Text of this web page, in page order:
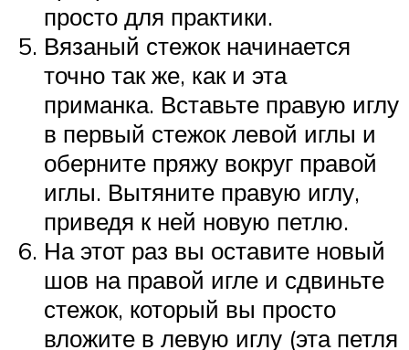
просто для практики.
Вязаный стежок начинается
точно так же, как и эта
приманка. Вставьте правую иглу
в первый стежок левой иглы и
оберните пряжу вокруг правой
иглы. Вытяните правую иглу,
приведя к ней новую петлю.
На этот раз вы оставите новый
шов на правой игле и сдвиньте
стежок, который вы просто
вложите в левую иглу (эта петля